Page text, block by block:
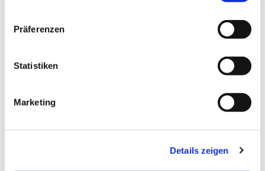
Präferenzen
Statistiken
Marketing
Details zeigen
Dies könnte Sie auch interessieren